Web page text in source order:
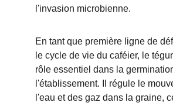
l'invasion microbienne.
En tant que première ligne de
le cycle de vie du caféier, le
rôle essentiel dans la
l'établissement. Il régule le
l'eau et des gaz dans la graine,